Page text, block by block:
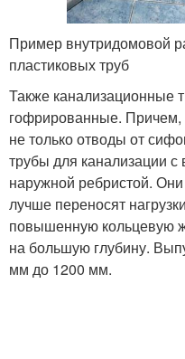
Пример внутридомовой
пластиковых труб
Также канализационные
гофрированные.
не только отводы от
трубы для канализации с
наружной ребристой.
лучше переносят
повышенную кольцевую
на большую глубину.
мм до 1200 мм.